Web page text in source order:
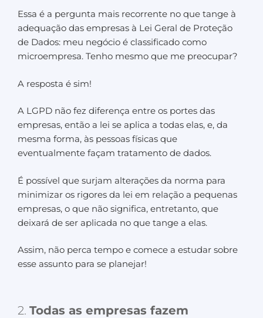
Essa é a pergunta mais recorrente no que tange à
adequação das empresas à Lei Geral de Proteção
de Dados: meu negócio é classificado como
microempresa. Tenho mesmo que me preocupar?
A resposta é sim!
A LGPD não fez diferença entre os portes das
empresas, então a lei se aplica a todas elas, e, da
mesma forma, às pessoas físicas que
eventualmente façam tratamento de dados.
É possível que surjam alterações da norma para
minimizar os rigores da lei em relação a pequenas
empresas, o que não significa, entretanto, que
deixará de ser aplicada no que tange a elas.
Assim, não perca tempo e comece a estudar sobre
esse assunto para se planejar!
2. Todas as empresas fazem